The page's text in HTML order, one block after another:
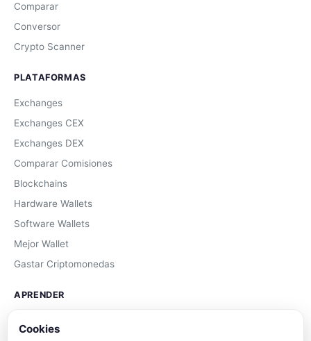
Comparar
Conversor
Crypto Scanner
PLATAFORMAS
Exchanges
Exchanges CEX
Exchanges DEX
Comparar Comisiones
Blockchains
Hardware Wallets
Software Wallets
Mejor Wallet
Gastar Criptomonedas
APRENDER
Cookies